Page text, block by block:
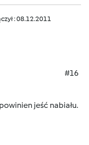
: 08.12.2011
#16
jeść nabiału.